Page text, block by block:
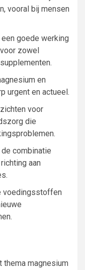
vooral bij mensen
goede werking
zowel
en
urgent en actueel.
voor
die
combinatie
aan
voedingsstoffen
thema magnesium